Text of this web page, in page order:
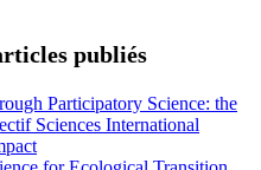
publiés
Participatory Science: the
Sciences International